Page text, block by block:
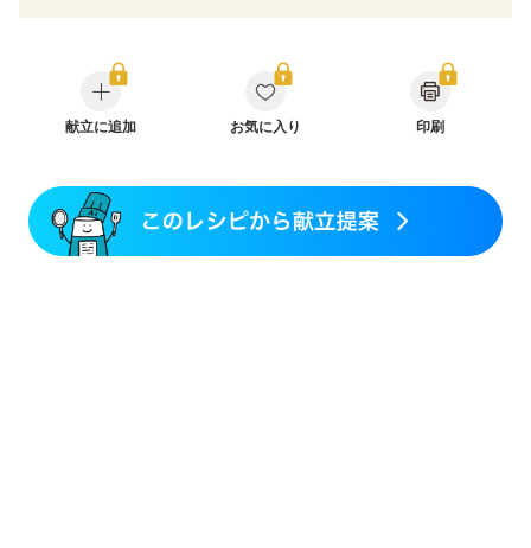
糖尿病性腎症（第２期）
糖尿病性腎症（第３期）
CKD（ステージ１）
CKD（ステージ２）
CKD（ステージ３a）
乳がん（抗がん剤治療中）
産後（ミルク）
フレイル（年齢に合わせた体作り）
貧血対策
ニキビ・肌荒れ
献立に追加 お気に入り 印刷